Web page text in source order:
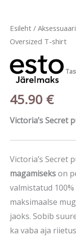
Esileht /
Oversized T-shirt
45.90 €
Victoria’s Secret
Victoria’s Secret
magamisekson
valmistatud
maksimaalse
jaoks. Sobib
ka vaba aja